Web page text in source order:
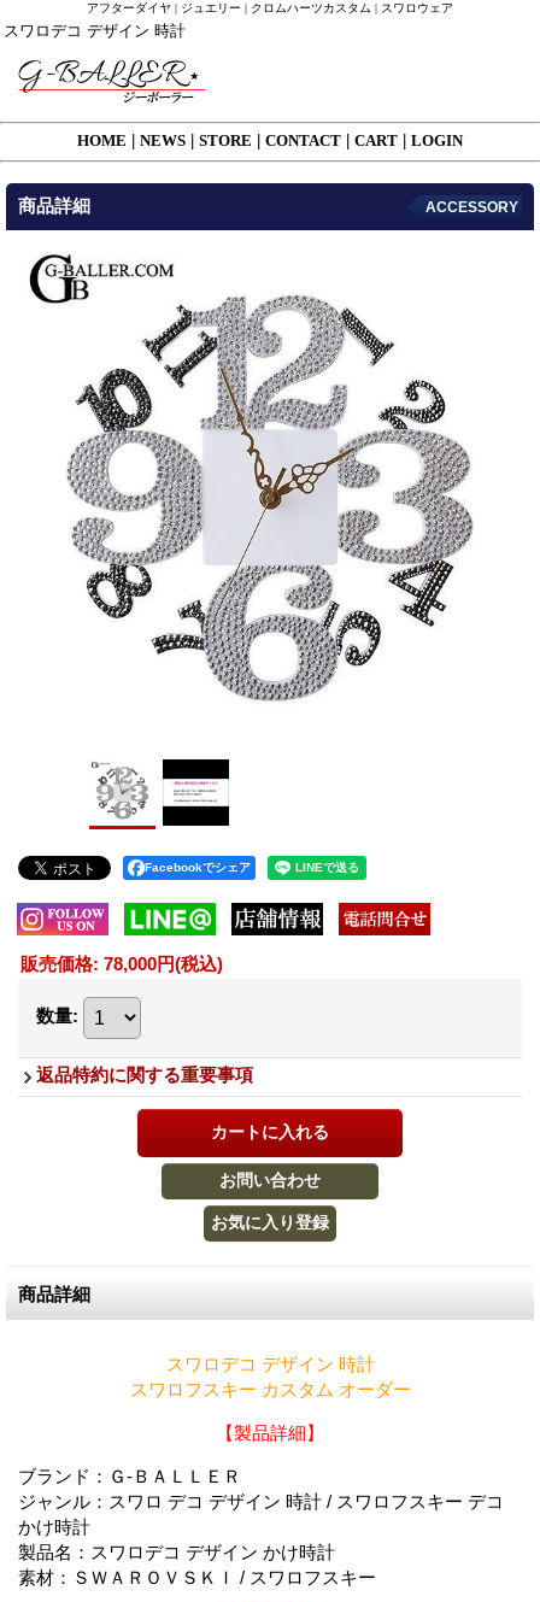
アフターダイヤ | ジュエリー | クロムハーツカスタム | スワロウェア
スワロデコ デザイン 時計
HOME NEWS STORE CONTACT CART LOGIN
商品詳細 ACCESSORY
Facebookでシェア
販売価格: 78,000円(税込)
数量:
返品特約に関する重要事項
商品詳細
スワロデコ デザイン 時計
スワロフスキー カスタム オーダー
【製品詳細】
ブランド：Ｇ-ＢＡＬＬＥＲ
ジャンル：スワロ デコ デザイン 時計 / スワロフスキー デコ
かけ時計
製品名：スワロデコ デザイン かけ時計
素材：ＳＷＡＲＯＶＳＫＩ / スワロフスキー